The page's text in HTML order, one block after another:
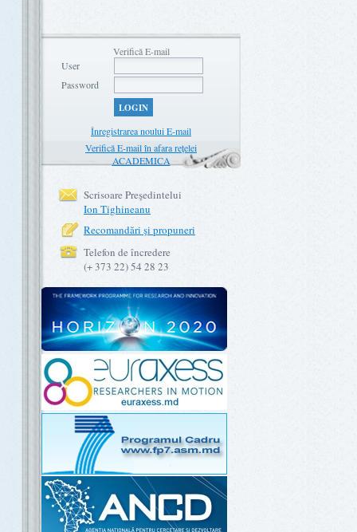
Verifică E-mail
User
Password
LOGIN
Înregistrarea noului E-mail
Verifică E-mail în afara rețelei
ACADEMICA
Scrisoare Preşedintelui
Ion Tighineanu
Recomandări şi propuneri
Telefon de încredere
(+ 373 22) 54 28 23